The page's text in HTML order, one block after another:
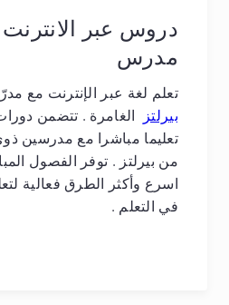
دروس عبر
مدرس
تعلم لغة عبر الإنترنت مع
بيرلتز
الغامرة . تتضمن
تعليما مباشرا مع مدرسين
من بيرلتز . توفر الفصول
اسرع وأكثر الطرق فعالية
في التعلم .